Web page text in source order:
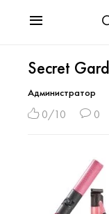
Мода
Звезды
Гороскопы
Праздники
Secret
Администратор
0/10 0